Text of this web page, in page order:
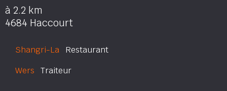
à 2.2 km
4684 Haccourt
Shangri-La Restaurant
Wers Traiteur